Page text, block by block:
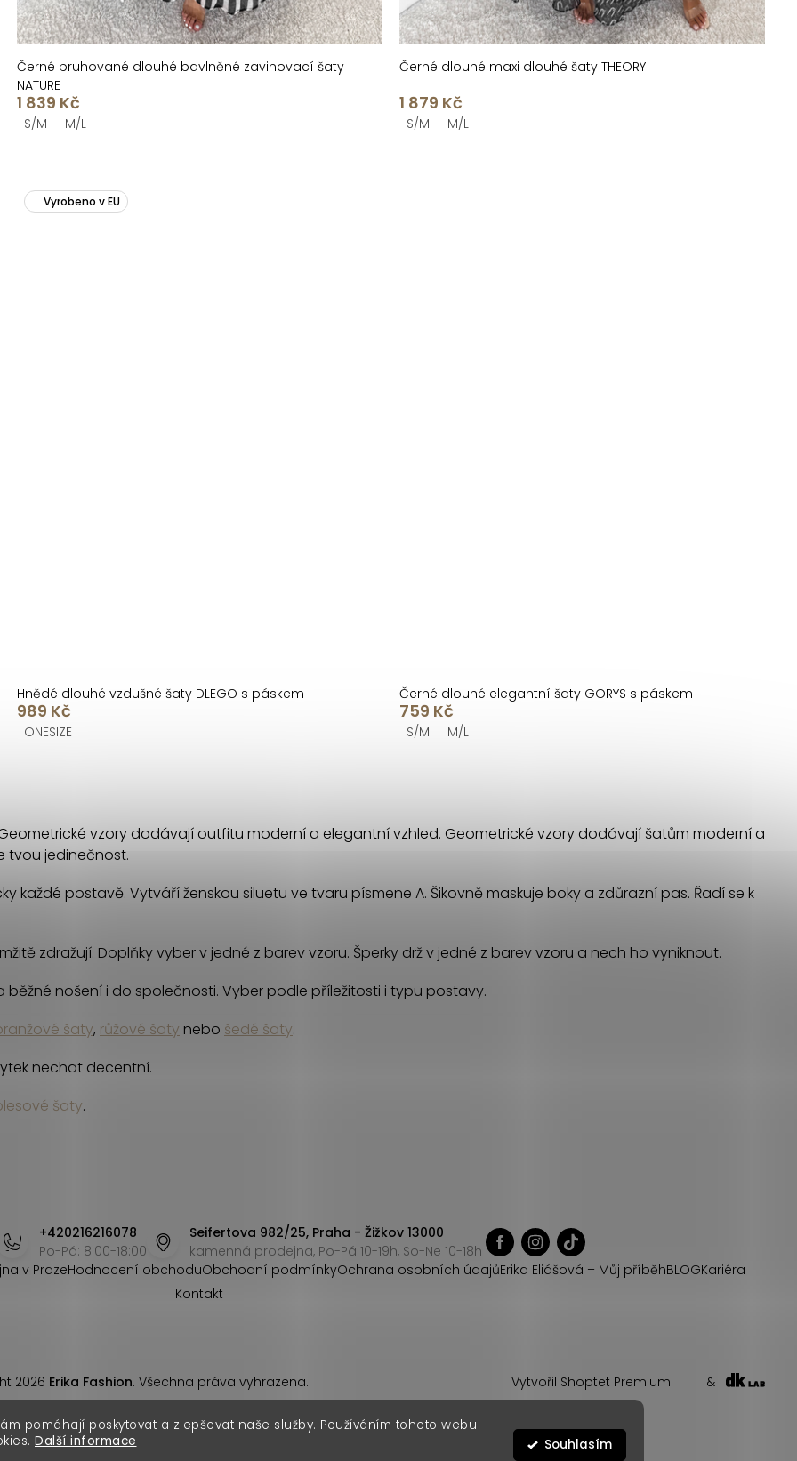
pomáhají poskytovat a zlepšovat naše služby. Používáním tohoto webu
Další informace Souhlasím
Černé pruhované dlouhé bavlněné zavinovací šaty
NATURE
1 839 Kč
S/M M/L
Černé dlouhé maxi dlouhé šaty THEORY
1 879 Kč
S/M M/L
Vyrobeno v EU
Hnědé dlouhé vzdušné šaty DLEGO s páskem
989 Kč
ONESIZE
Černé dlouhé elegantní šaty GORYS s páskem
759 Kč
S/M M/L
vzory dodávají outfitu moderní a elegantní vzhled. Geometrické vzory dodávají šatům moderní a
tvou jedinečnost.
každé postavě. Vytváří ženskou siluetu ve tvaru písmene A. Šikovně maskuje boky a zdůrazní pas. Řadí se k
zdražují. Doplňky vyber v jedné z barev vzoru. Šperky drž v jedné z barev vzoru a nech ho vyniknout.
běžné nošení i do společnosti. Vyber podle příležitosti i typu postavy.
šaty, růžové šaty nebo šedé šaty.
nechat decentní.
šaty.
+420216216078
Po-Pá: 8:00-18:00
Seifertova 982/25, Praha - Žižkov 13000
kamenná prodejna, Po-Pá 10-19h, So-Ne 10-18h
v PrazeHodnocení obchoduObchodní podmínkyOchrana osobních údajůErika Eliášová – Můj příběhBLOGKariéra
Kontakt
Vytvořil Shoptet Premium &
2026 Erika Fashion. Všechna práva vyhrazena.